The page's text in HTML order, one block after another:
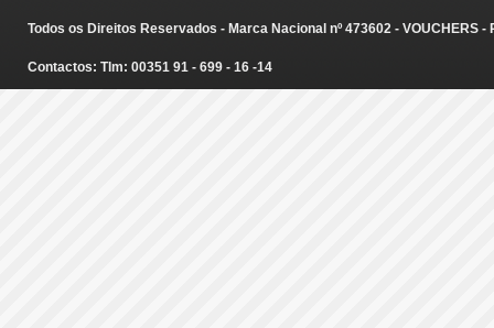
Todos os Direitos Reservados - Marca Nacional nº 473602 - VOUCHERS
Contactos: Tlm: 00351 91 - 699 - 16 -14